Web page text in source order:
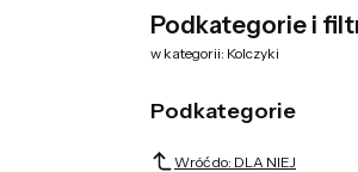
Podkategorie i
w kategorii: Kolczyki
Podkategorie
Wróć do: DLA NIEJ